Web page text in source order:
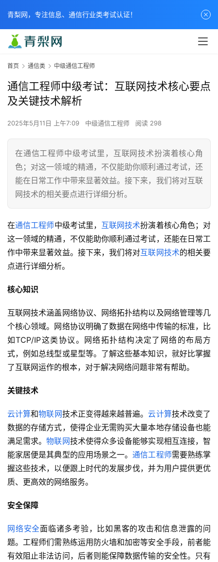
首页 通信类 中级通信工程师
通信工程师中级考试：互联网技术核心要点
及关键技术解析
2025年5月11日 上午7:09 中级通信工程师 阅读 298
在通信工程师中级考试里，互联网技术扮演着核心角
色；对这一领域的精通，不仅能助你顺利通过考试，还
能在日常工作中带来显著效益。接下来，我们将对互联
网技术的相关要点进行详细分析。
在通信工程师中级考试里， 互联网技术扮演着核心角色；对
这一领域的精通，不仅能助你顺利通过考试，还能在日常工
作中带来显著效益。接下来，我们将对互联网技术的相关要
点进行详细分析。
核心知识
互联网技术涵盖网络协议、网络拓扑结构以及网络管理等几
个核心领域。网络协议明确了数据在网络中传输的标准，比
如TCP/IP这类协议。网络拓扑结构决定了网络的布局方
式，例如总线型或星型等。了解这些基本知识，就好比掌握
了互联网运作的根本，对于解决网络问题非常有帮助。
关键技术
云计算和物联网技术正变得越来越普遍。云计算技术改变了
数据的存储方式，使得企业无需购买大量本地存储设备也能
满足需求。物联网技术使得众多设备能够实现相互连接，智
能家居便是其典型的应用场景之一。通信工程师需要熟练掌
握这些技术，以便跟上时代的发展步伐，并为用户提供更优
质、更高效的网络服务。
安全保障
网络安全面临诸多考验，比如黑客的攻击和信息泄露的问
题。工程师们需熟练运用防火墙和加密等安全手段，前者能
有效阻止非法访问，后者则能保障数据传输的安全性。只有
青梨网，专注信息、通信行业类考试认证！